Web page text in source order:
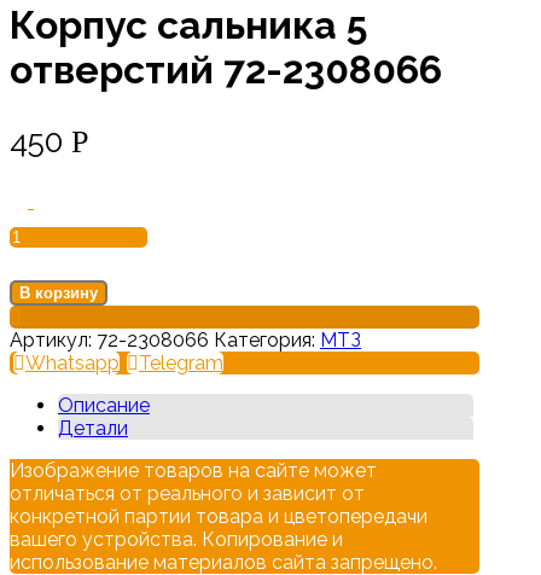
Корпус сальника 5
отверстий 72-2308066
450 Р
-
В корзину
Артикул: 72-2308066 Категория: МТЗ
Whatsapp
Telegram
Описание
Детали
Изображение товаров на сайте может
отличаться от реального и зависит от
конкретной партии товара и цветопередачи
вашего устройства. Копирование и
использование материалов сайта запрещено.